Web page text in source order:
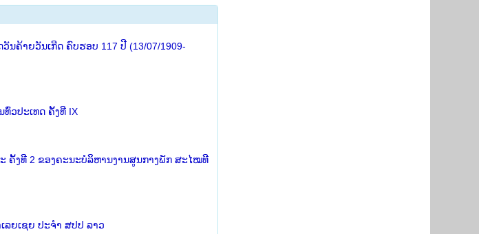
ຄ້າຍວັນເກີດ ຄົບຮອບ 117 ປີ (13/07/1909-
ວປະເທດ ຄັ້ງທີ IX
ຄັ້ງທີ 2 ຂອງຄະນະບໍລິຫານງານສູນກາງພັກ ສະໄໝທີ
ລຍເຊຍ ປະຈຳ ສປປ ລາວ